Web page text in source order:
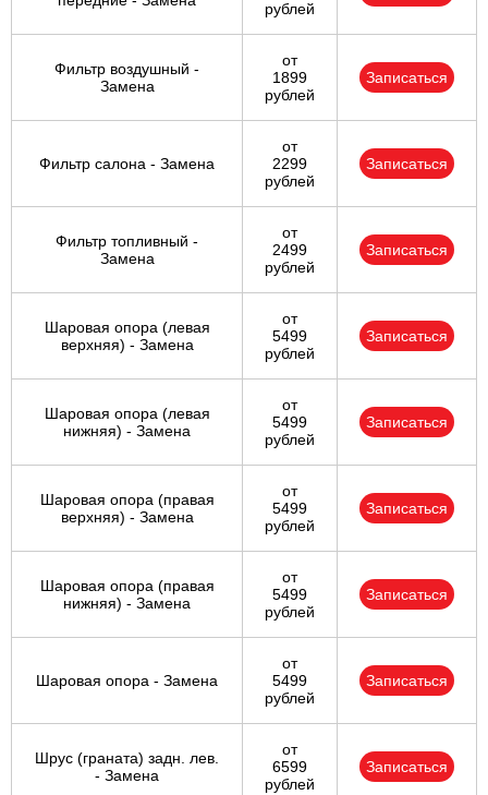
рублей
Фильтр воздушный -
Замена
от
1899
рублей
Записаться
Фильтр салона - Замена
от
2299
рублей
Записаться
Фильтр топливный -
Замена
от
2499
рублей
Записаться
Шаровая опора (левая
верхняя) - Замена
от
5499
рублей
Записаться
Шаровая опора (левая
нижняя) - Замена
от
5499
рублей
Записаться
Шаровая опора (правая
верхняя) - Замена
от
5499
рублей
Записаться
Шаровая опора (правая
нижняя) - Замена
от
5499
рублей
Записаться
Шаровая опора - Замена
от
5499
рублей
Записаться
Шрус (граната) задн. лев.
- Замена
от
6599
рублей
Записаться